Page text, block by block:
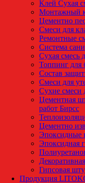
Клей Сухая
Монтажный
Цементно
Смеси для
Ремонтные
Система
Сухая смесь
Топпинг для
Состав
Смеси для
Сухие смеси
Цементная
работ Бирсс
Цементно
Эпоксидные
Эпоксидная
Гипсовая
Продукция